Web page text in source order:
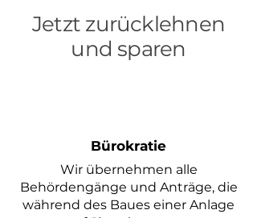
Jetzt zurücklehnen
und sparen
Bürokratie
Wir übernehmen alle
Behördengänge und Anträge, die
während des Baues einer Anlage